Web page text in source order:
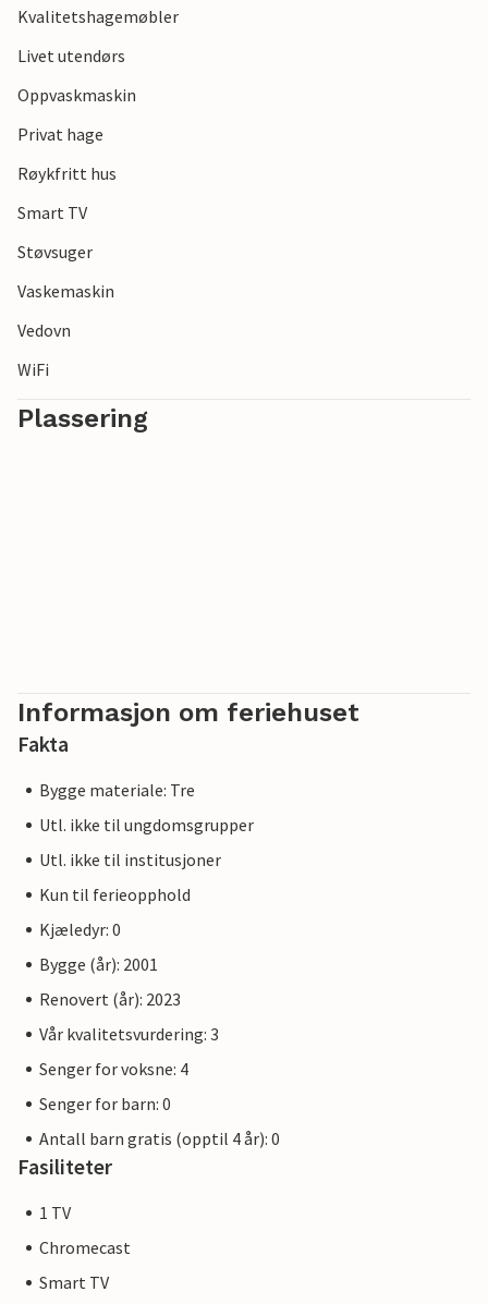
Kvalitetshagemøbler
Livet utendørs
Oppvaskmaskin
Privat hage
Røykfritt hus
Smart TV
Støvsuger
Vaskemaskin
Vedovn
WiFi
Plassering
Informasjon om feriehuset
Fakta
Bygge materiale: Tre
Utl. ikke til ungdomsgrupper
Utl. ikke til institusjoner
Kun til ferieopphold
Kjæledyr: 0
Bygge (år): 2001
Renovert (år): 2023
Vår kvalitetsvurdering: 3
Senger for voksne: 4
Senger for barn: 0
Antall barn gratis (opptil 4 år): 0
Fasiliteter
1 TV
Chromecast
Smart TV